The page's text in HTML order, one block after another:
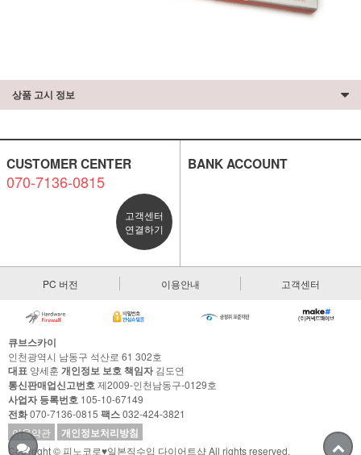
상품 고시 정보
CUSTOMER CENTER
070-7136-0815
고객센터
연결하기
BANK ACCOUNT
PC 버전 이용안내 고객센터
큐브스카이
인천광역시 남동구 석산로 61 302호
대표 양세훈 개인정보 보호 책임자김도연
통신판매업신고번호제2009-인천남동구-0129호
사업자 등록번호 105-10-67149
전화070-7136-0815 팩스032-424-3821
이용약관
개인정보처리방침
Copyright © 피노코로♥일본직수입 다이어트샵 All rights reserved.